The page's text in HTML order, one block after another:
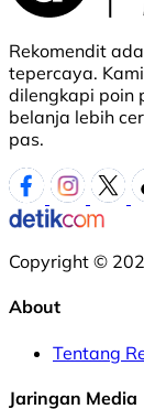
Rekomendit
tepercaya.
dilengkapi poin
belanja lebih
pas.
Copyright ©
About
Tentang
Jaringan Media